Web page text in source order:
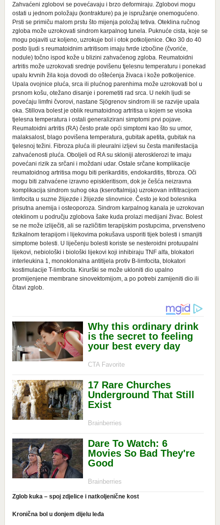
Zahvaćeni zglobovi se povećavaju i brzo deformiraju. Zglobovi mogu
ostati u jednom položaju (kontrakture) pa je ispružanje onemogućeno.
Prsti se primiču malom prstu što mijenja položaj tetiva. Oteklina ručnog
zgloba može uzrokovati sindrom karpalnog tunela. Puknuće cista, koje se
mogu pojaviti uz koljeno, uzrokuje bol i otok potkoljenice. Oko 30 do 40
posto ljudi s reumatoidnim artritisom imaju tvrde izbočine (čvoriće,
nodule) točno ispod kože u blizini zahvaćenog zgloba. Reumatoidni
artritis može uzrokovati srednje povišenu tjelesnu temperaturu i ponekad
upalu krvnih žila koja dovodi do oštećenja živaca i kože potkoljenice.
Upala ovojnice pluća, srca ili plućnog parenhima može uzrokovati bol u
prsnom košu, otežano disanje i poremetiti rad srca. U nekih ljudi se
povećaju limfni čvorovi, nastane Sjögrenov sindrom ili se razvije upala
oka. Stillova bolest je oblik reumatoidnog artritisa u kojem se visoka
tjelesna temperatura i ostali generalizirani simptomi prvi pojave.
Reumatoidni artritis (RA) često prate opći simptomi kao što su umor,
malaksalost, blago povišena temperatura, gubitak apetita, gubitak na
tjelesnoj težini. Fibroza pluća ili pleuralni izljevi su česta manifestacija
zahvaćenosti pluća. Oboljeli od RA su skloniji aterosklerozi te imaju
povećani rizik za srčani i moždani udar. Ostale srčane komplikacije
reumatoidnog artritisa mogu biti perikarditis, endokarditis, fibroza. Oči
mogu biti zahvaćene izravno episkleritisom, dok je češća neizravna
komplikacija sindrom suhog oka (kseroftalmija) uzrokovan infiltracijom
limfocita u suzne žlijezde i žlijezde slinovnice. Često je kod bolesnika
prisutna anemija i osteoporoza. Sindrom karpalnog kanala je uzrokovan
oteklinom u području zglobova šake kuda prolazi medijani živac. Bolest
se ne može izliječiti, ali se različitim terapijskim postupcima, prvenstveno
fizikalnom terapijom i lijekovima pokušava usporiti tijek bolesti i smanjiti
simptome bolesti. U liječenju bolesti koriste se nesteroidni protuupalni
lijekovi, nebiološki i biološki lijekovi koji inhibiraju TNF alfa, blokatori
interleukina 1, monoklonalna antitijela protiv B-limfocita, blokatori
kostimulacije T-limfocita. Kirurški se može ukloniti dio upalno
promijenjene membrane sinovektomijom, a po potrebi zamijeniti dio ili
čitavi zglob.
Zglob kuka – spoj zdjelice i natkoljenične kost
Kronična bol u donjem dijelu leđa